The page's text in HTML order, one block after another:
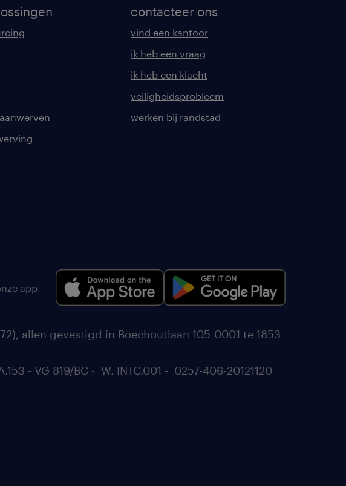
contacteer ons
vind een kantoor
ik heb een vraag
ik heb een klacht
veiligheidsprobleem
werken bij randstad
app
allen gevestigd in Boechoutlaan 105-0001 te 1853
- VG 819/BC - W. INTC.001 - 0257-406-20121120